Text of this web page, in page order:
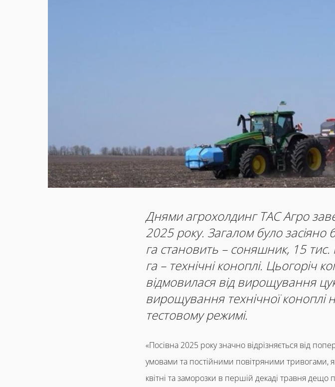
Днями агрохолдинг ТАС Агро
2025 року. Загалом було засіяно
га становить – соняшник, 15 тис.
га – технічні коноплі. Цьогоріч
відмовилася від вирощування
вирощування технічної
тестовому режимі.
«Посівна 2025 року значно відрізняється від
умовами та постійними повітряними тривогами,
квітні та заморозки в першій декаді травня